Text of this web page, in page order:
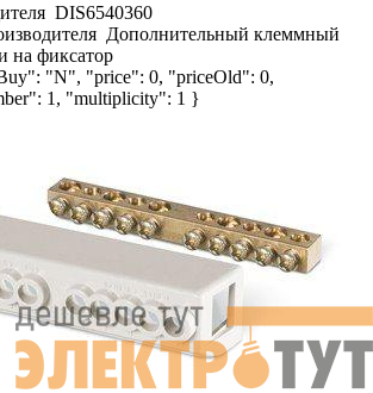
DIS6540360
Дополнительный клеммный
на фиксатор
"N", "price": 0, "priceOld": 0,
1, "multiplicity": 1 }